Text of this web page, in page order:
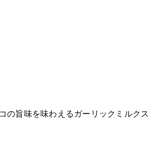
の旨味を味わえるガーリックミルクス